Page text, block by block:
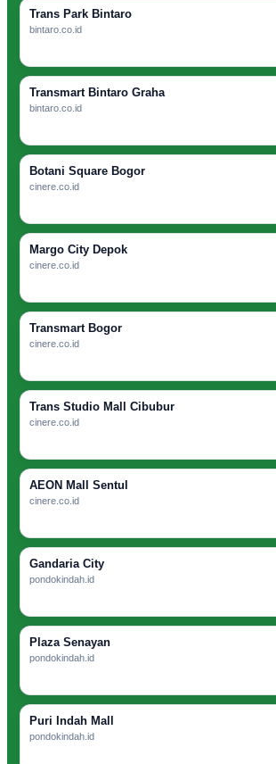
Trans Park Bintaro
bintaro.co.id
Transmart Bintaro Graha
bintaro.co.id
Botani Square Bogor
cinere.co.id
Margo City Depok
cinere.co.id
Transmart Bogor
cinere.co.id
Trans Studio Mall Cibubur
cinere.co.id
AEON Mall Sentul
cinere.co.id
Gandaria City
pondokindah.id
Plaza Senayan
pondokindah.id
Puri Indah Mall
pondokindah.id